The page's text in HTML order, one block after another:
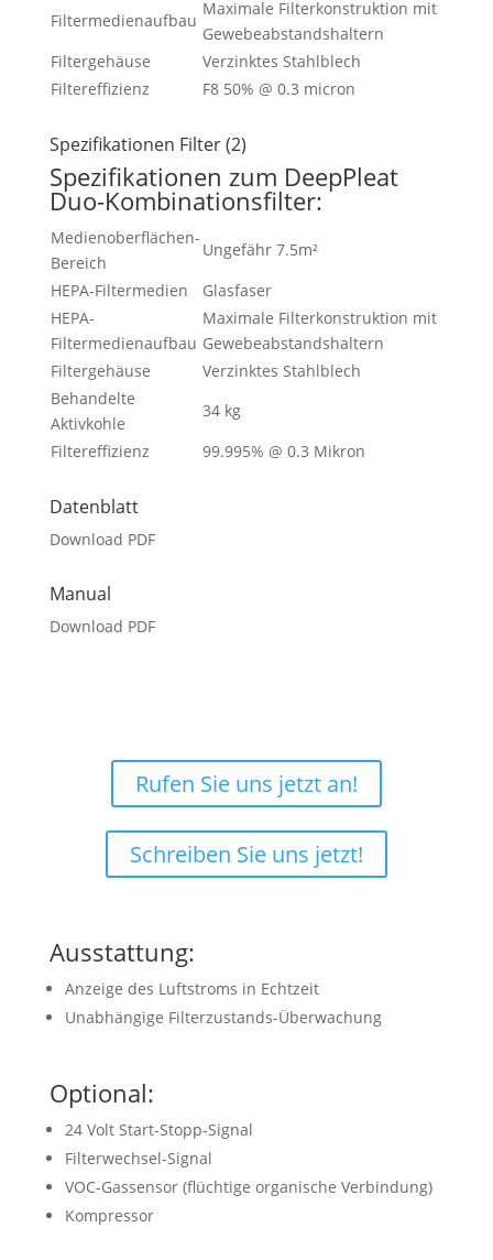
Filtermedienaufbau
Maximale Filterkonstruktion mit
Gewebeabstandshaltern
Filtergehäuse
Verzinktes Stahlblech
Filtereffizienz
F8 50% @ 0.3 micron
Spezifikationen Filter (2)
Spezifikationen zum DeepPleat
Duo-Kombinationsfilter:
Medienoberflächen-
Bereich
Ungefähr 7.5m²
HEPA-Filtermedien
Glasfaser
HEPA-
Filtermedienaufbau
Maximale Filterkonstruktion mit
Gewebeabstandshaltern
Filtergehäuse
Verzinktes Stahlblech
Behandelte
Aktivkohle
34 kg
Filtereffizienz
99.995% @ 0.3 Mikron
Datenblatt
Download PDF
Manual
Download PDF
Rufen Sie uns jetzt an!
Schreiben Sie uns jetzt!
Ausstattung:
Anzeige des Luftstroms in Echtzeit
Unabhängige Filterzustands-Überwachung
Optional:
24 Volt Start-Stopp-Signal
Filterwechsel-Signal
VOC-Gassensor (flüchtige organische Verbindung)
Kompressor